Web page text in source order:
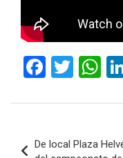
F
ce
b
T
tt
er
W
at
s
De local Plaza